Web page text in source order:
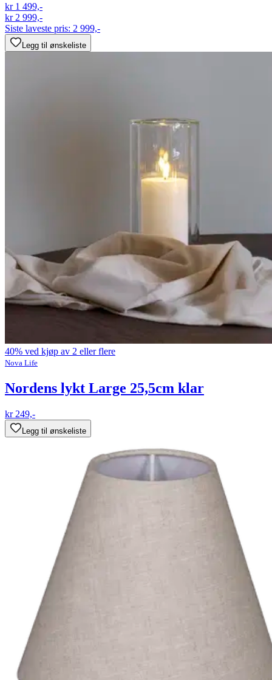
kr 1 499,-
kr 2 999,-
Siste laveste pris: 2 999,-
Legg til ønskeliste
40% ved kjøp av 2 eller flere
Nova Life
Nordens lykt Large 25,5cm klar
kr 249,-
Legg til ønskeliste